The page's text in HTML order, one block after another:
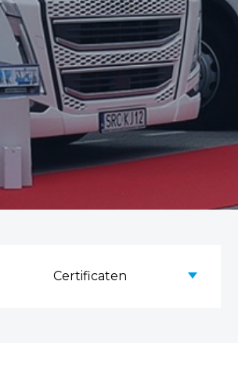
Certificaten